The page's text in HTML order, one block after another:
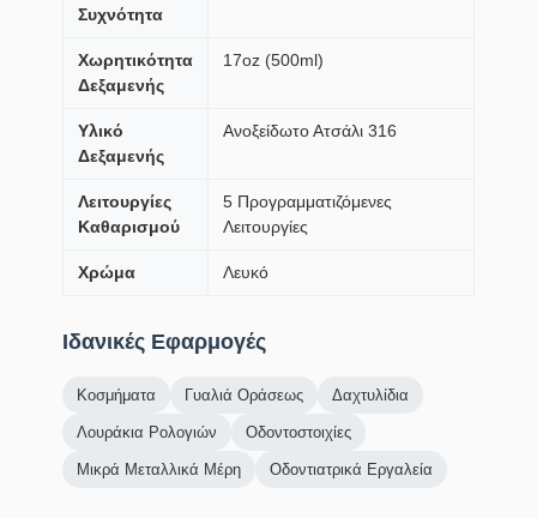
Συχνότητα
Χωρητικότητα
Δεξαμενής
17oz (500ml)
Υλικό
Δεξαμενής
Ανοξείδωτο Ατσάλι 316
Λειτουργίες
Καθαρισμού
5 Προγραμματιζόμενες
Λειτουργίες
Χρώμα Λευκό
Ιδανικές Εφαρμογές
Κοσμήματα Γυαλιά Οράσεως Δαχτυλίδια
Λουράκια Ρολογιών Οδοντοστοιχίες
Μικρά Μεταλλικά Μέρη Οδοντιατρικά Εργαλεία